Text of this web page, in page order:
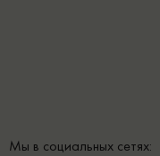
Мы в социальных сетях: